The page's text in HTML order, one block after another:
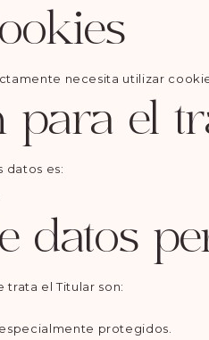
necesita utilizar
para el
datos es:
datos
trata el Titular son:
protegidos.